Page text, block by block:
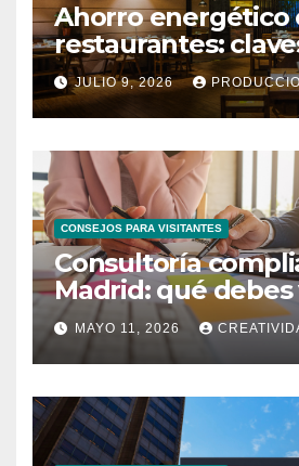
Ahorro energético
restaurantes:
reducir costes
JULIO 9, 2026
CONSEJOS PARA VISITANTES
Consultoría
Madrid: qué debes
MAYO 11, 2026